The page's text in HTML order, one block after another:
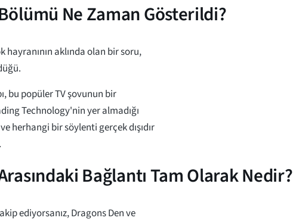
Ne Zaman Gösterildi?
aklında olan bir soru,
bu popüler TV şovunun bir
Technology'nin yer almadığı
herhangi bir söylenti gerçek dışıdır
Bağlantı Tam Olarak Nedir?
ediyorsanız, Dragons Den ve